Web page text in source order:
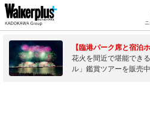
ニ
【臨港パーク席と宿泊
花火を間近で堪能でき
ル」鑑賞ツアーを販売中